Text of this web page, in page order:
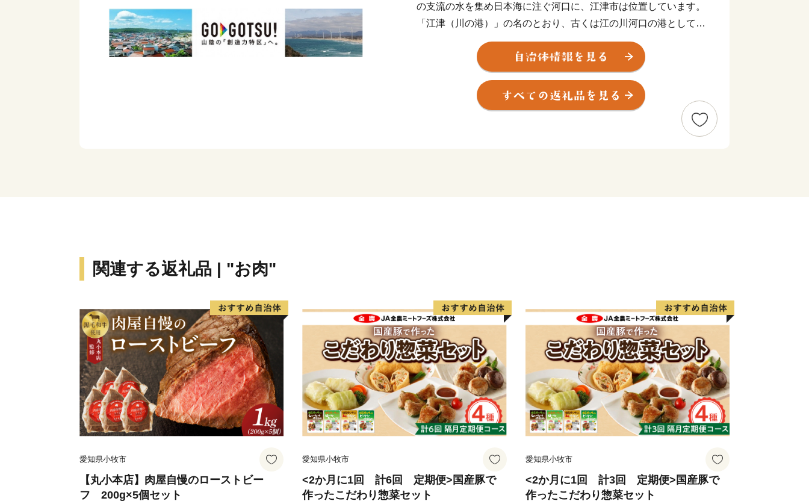
の支流の水を集め日本海に注ぐ河口に、江津市は位置しています。
「江津（川の港）」の名のとおり、古くは江の川河口の港として発
展し、江戸時代には北前船の寄港地として栄えました。かつての中
心地であった江津本町には江戸時代に建築された商家の家屋なども
多く残り、往時の面影を今にとどめています。江の川を通じた地域
間のつながりも深く、平成16年に同じ江の川流域の桜江町と合併
し現在の市域となりました。
関連する返礼品 | "お肉"
愛知県小牧市
【丸小本店】肉屋自慢のローストビー
フ 200g×5個セット
愛知県小牧市
<2か月に1回 計6回 定期便>国産豚で
作ったこだわり惣菜セット
愛知県小牧市
<2か月に1回 計3回 定期便>国産豚で
作ったこだわり惣菜セット